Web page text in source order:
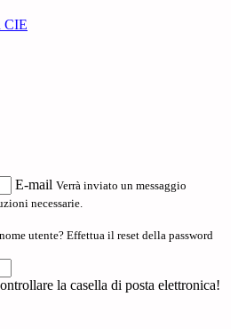
CIE
E-mail Verrà inviato un messaggio
necessarie.
utente? Effettua il reset della password
la casella di posta elettronica!